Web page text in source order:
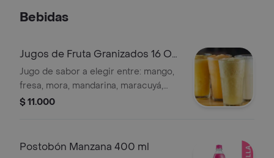
Bebidas
Jugos de Fruta Granizados 16 Oz
(450ml)
Jugo de sabor a elegir entre: mango,
fresa, mora, mandarina, maracuyá,
limonada natural, limonada cerezada,
$ 11.000
Postobón Manzana 400 ml